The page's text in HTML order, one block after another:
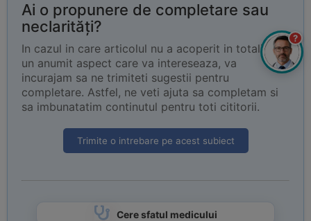
Ai o propunere de completare sau
neclarități?
In cazul in care articolul nu a acoperit in totalitate
un anumit aspect care va intereseaza, va
incurajam sa ne trimiteti sugestii pentru
completare. Astfel, ne veti ajuta sa completam si
sa imbunatatim continutul pentru toti cititorii.
Trimite o intrebare pe acest subiect
Cere sfatul medicului
?